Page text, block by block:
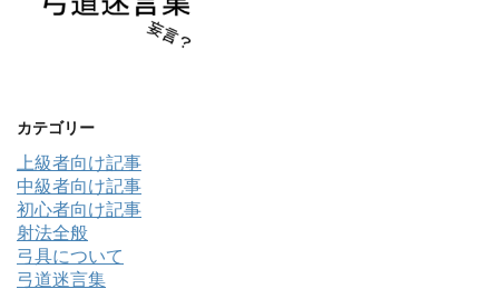
カテゴリー
上級者向け記事
中級者向け記事
初心者向け記事
射法全般
弓具について
弓道迷言集